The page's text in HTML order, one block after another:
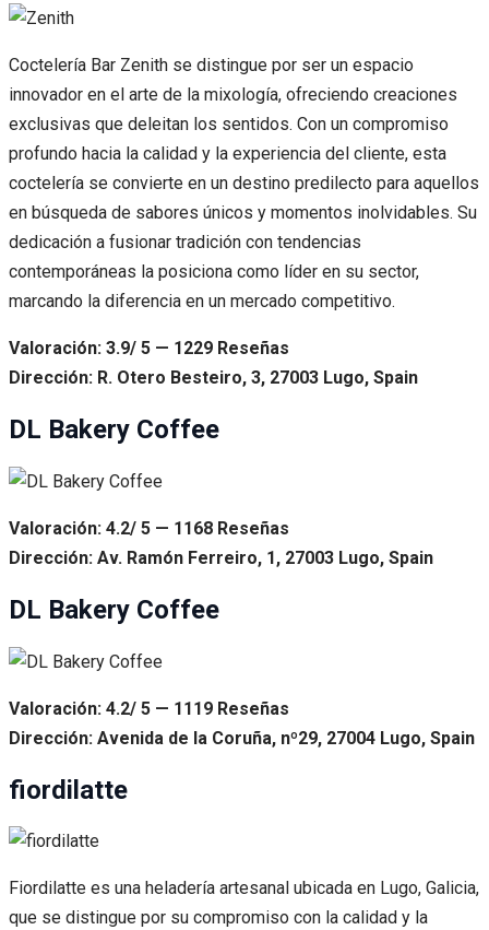
Coctelería Bar Zenith se distingue por ser un espacio
innovador en el arte de la mixología, ofreciendo creaciones
exclusivas que deleitan los sentidos. Con un compromiso
profundo hacia la calidad y la experiencia del cliente, esta
coctelería se convierte en un destino predilecto para aquellos
en búsqueda de sabores únicos y momentos inolvidables. Su
dedicación a fusionar tradición con tendencias
contemporáneas la posiciona como líder en su sector,
marcando la diferencia en un mercado competitivo.
Valoración: 3.9/ 5 — 1229 Reseñas
Dirección: R. Otero Besteiro, 3, 27003 Lugo, Spain
DL Bakery Coffee
Valoración: 4.2/ 5 — 1168 Reseñas
Dirección: Av. Ramón Ferreiro, 1, 27003 Lugo, Spain
DL Bakery Coffee
Valoración: 4.2/ 5 — 1119 Reseñas
Dirección: Avenida de la Coruña, nº29, 27004 Lugo, Spain
fiordilatte
Fiordilatte es una heladería artesanal ubicada en Lugo, Galicia,
que se distingue por su compromiso con la calidad y la